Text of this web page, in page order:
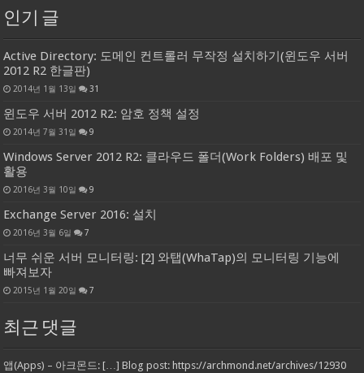
인기 글
Active Directory: 도메인 컨트롤러 무작정 설치하기(윈도우 서버
2012 R2 한글판)
2014년 1월 13일 31
윈도우 서버 2012 R2: 암호 정책 설정
2014년 7월 31일 9
Windows Server 2012 R2: 클라우드 폴더(Work Folders) 배포 및
활용
2016년 3월 10일 9
Exchange Server 2016: 설치
2016년 3월 6일 7
너무 쉬운 서버 모니터링: [2] 와탭(WhaTap)의 모니터링 기능에
빠져보자
2015년 1월 20일 7
최근 댓글
앱(Apps) – 아크몬드: […] Blog post: https://archmond.net/archives/12930